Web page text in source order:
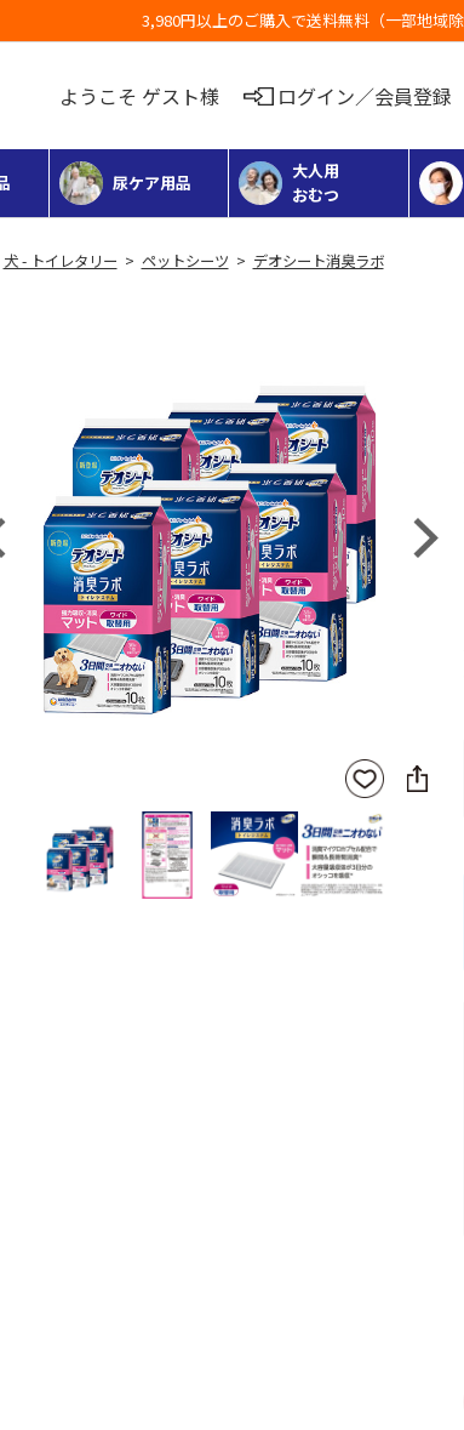
お荷物のお届けに遅れ
ようこそ ゲスト様 ログイン／会員登録
尿ケア用品
大人用
おむつ
犬 - トイレタリー > ペットシーツ > デオシート消臭ラボ
Next
お気
に入
りに
登録
SNS
に